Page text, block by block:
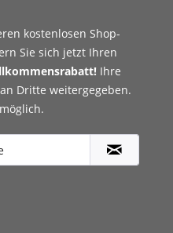
kostenlosen Shop-
Sie sich jetzt Ihren
Ihre
Dritte weitergegeben.